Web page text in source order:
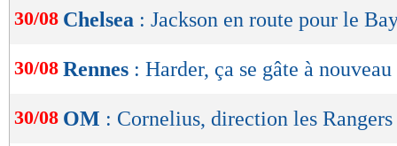
30/08 Chelsea : Jackson en route pour le
30/08 Rennes : Harder, ça se gâte à
30/08 OM : Cornelius, direction les Rangers